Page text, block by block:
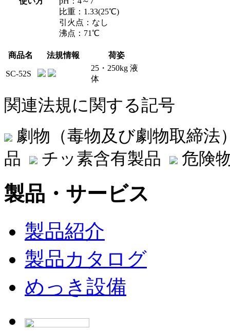
比重：1.33(25℃)
引火点：なし
沸点：71℃
商品名 法規情報 荷姿
SC-52S
25・250kg 液
体
関連法規に関する記号
劇物（毒物及び劇物取締
品
チッ素含有製品 危険
製品・サービス
製品紹介
製品カタログ
めっき設備